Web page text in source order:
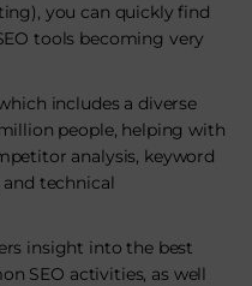
you can quickly find
tools becoming very
includes a diverse
people, helping with
analysis, keyword
technical
insight into the best
SEO activities, as well